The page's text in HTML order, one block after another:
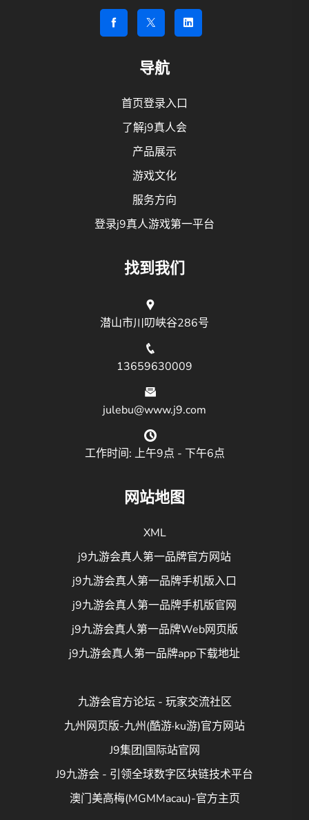
导航
首页登录入口
了解j9真人会
产品展示
游戏文化
服务方向
登录j9真人游戏第一平台
找到我们
潜山市川叨峡谷286号
13659630009
julebu@www.j9.com
工作时间: 上午9点 - 下午6点
网站地图
XML
j9九游会真人第一品牌官方网站
j9九游会真人第一品牌手机版入口
j9九游会真人第一品牌手机版官网
j9九游会真人第一品牌Web网页版
j9九游会真人第一品牌app下载地址
九游会官方论坛 - 玩家交流社区
九州网页版-九州(酷游·ku游)官方网站
J9集团|国际站官网
J9九游会 - 引领全球数字区块链技术平台
澳门美高梅(MGMMacau)-官方主页